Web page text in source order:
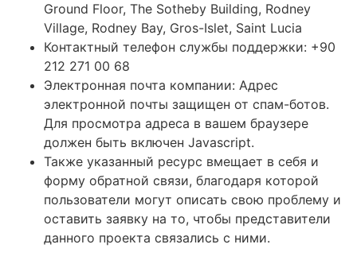
Ground Floor, The Sotheby Building, Rodney
Village, Rodney Bay, Gros-Islet, Saint Lucia
Контактный телефон службы поддержки: +90
212 271 00 68
Электронная почта компании: Адрес
электронной почты защищен от спам-ботов.
Для просмотра адреса в вашем браузере
должен быть включен Javascript.
Также указанный ресурс вмещает в себя и
форму обратной связи, благодаря которой
пользователи могут описать свою проблему и
оставить заявку на то, чтобы представители
данного проекта связались с ними.